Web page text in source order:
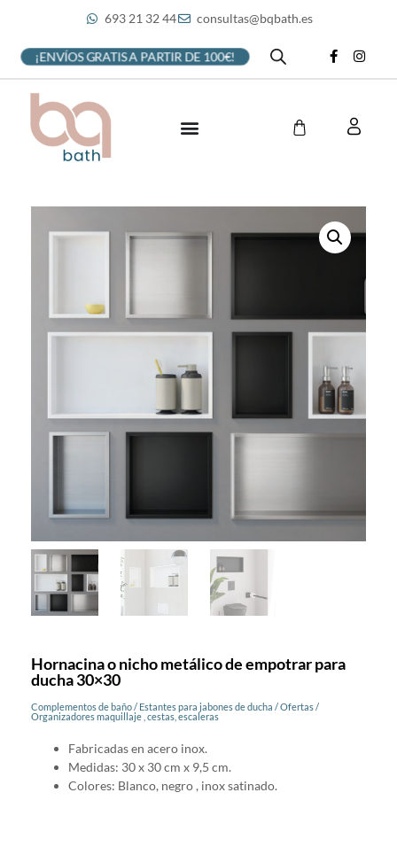
693 21 32 44 consultas@bqbath.es
¡ENVÍOS GRATIS A PARTIR DE 100€!
Hornacina o nicho metálico de empotrar para
ducha 30×30
Complementos de baño/ Estantes para jabones de ducha /Ofertas/
Organizadores maquillaje , cestas, escaleras
Fabricadas en acero inox.
Medidas: 30 x 30 cm x 9,5 cm.
Colores: Blanco, negro , inox satinado.